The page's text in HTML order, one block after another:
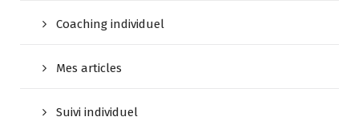
Coaching individuel
Mes articles
Suivi individuel